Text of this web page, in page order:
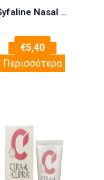
Syfaline Nasal Care Kids solution 40.amps – αποστειρωμένο 0,9% διάλυμα Saline Solution μίας χρήσης
€5,40
Περισσότερα